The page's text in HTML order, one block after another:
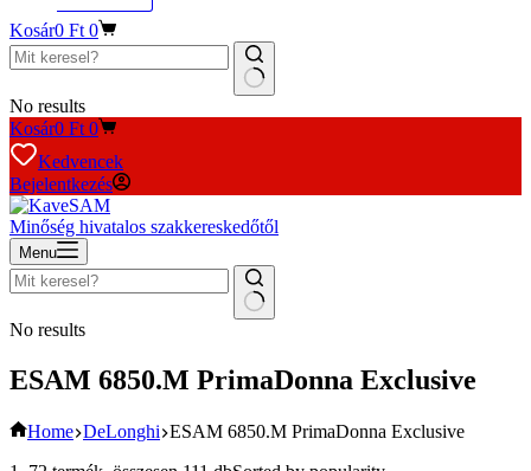
Kosár0 Ft 0
No results
Kosár0 Ft 0
Kedvencek
Bejelentkezés
Minőség hivatalos szakkereskedőtől
Menu
No results
ESAM 6850.M PrimaDonna Exclusive
Home DeLonghi ESAM 6850.M PrimaDonna Exclusive